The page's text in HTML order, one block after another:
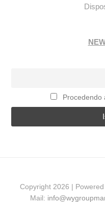
Procedendo
Copyright 2026 |
Mail: